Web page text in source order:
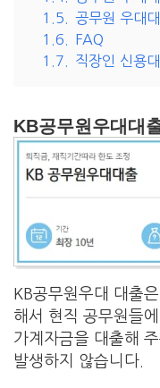
1.5.
공무원 우대
1.6.
FAQ
1.7.
직장인 신용
KB공무원우대대
KB공무원우대 대출
해서 현직 공무원들
가계자금을 대출해
발생하지 않습니다.